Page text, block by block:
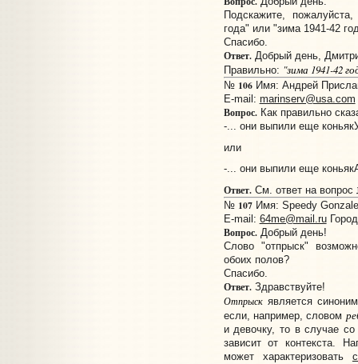
Подскажите,
года" или "зима 1941-42
Спасибо.
Ответ.Добрый день,
Правильно: "зима 1941-42
№ 106Имя: Андрей
E-mail: marinserv@usa.com
Вопрос.Как правильно
-... они выпили еще
или
-... они выпили еще
Ответ.См. ответ на вопрос
№ 107Имя: Speedy
E-mail: 64me@mail.ru
Вопрос.Добрый день!
Слово "отпрыск"
обоих полов?
Спасибо.
Ответ.Здравствуйте!
Отпрыскявляется
если, например, словом
и девочку, то в случае
зависит от контекста.
может характеризовать